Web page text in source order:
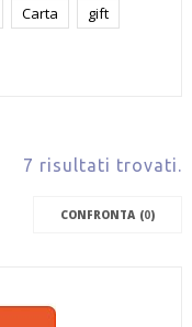
Carta
gift
7 risultati trovati.
CONFRONTA (0)